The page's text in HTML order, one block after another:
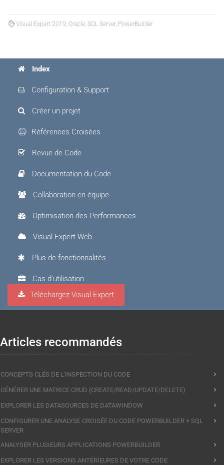
Visual Expert 2019, Oracle, SQL Server, PowerBuilder
Index
Configuration & Support
Créer un projet
Références Croisées
Revue de Code
Documentation du Code
Collaboration en équipe
Optimisation des Performances
Visual Expert Web
Plus de fonctionnalités
Cas d'utilisation
Visual Expert.AI
Téléchargez Visual Expert
Articles recommandés
CONCEPTS CLÉS DE L'INSPECTION DU CODE
GÉNÉRER UNE MATRICE CRUD (CREATE/READ/UPDATE/DELETE)
EXPLORER LES DATASOURCES DE DATAWINDOW
CONFIGURER UNE ANALYSE CROISÉE DU CODE POWERBUILDER + SQL
SERVER
ANALYSER PLUSIEURS APPLICATIONS POWERBUILDER
EXPLORER LES VERSIONS ANTÉRIEURES DE VOTRE CODE